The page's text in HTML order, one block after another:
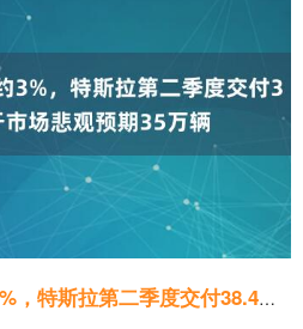
启盈策略 美股盘初涨约3%，特斯拉第二季度交付38.4万辆，高于市场悲观预期35万辆